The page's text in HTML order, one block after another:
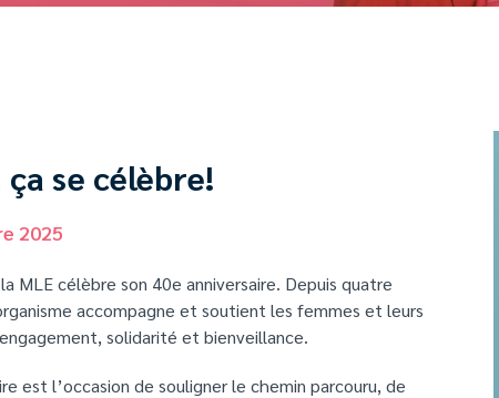
ça se célèbre!
2025
MLE célèbre son 40e anniversaire. Depuis quatre
accompagne et soutient les femmes et leurs
solidarité et bienveillance.
est l’occasion de souligner le chemin parcouru, de